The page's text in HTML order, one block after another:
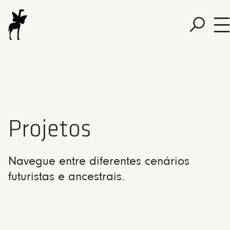
Projetos
Navegue entre diferentes cenários
futuristas e ancestrais.